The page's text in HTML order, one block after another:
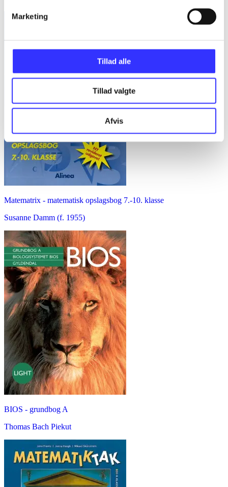
Marketing
Tillad alle
Tillad valgte
Afvis
Matematrix - matematisk opslagsbog 7.-10. klasse
Susanne Damm (f. 1955)
BIOS - grundbog A
Thomas Bach Piekut